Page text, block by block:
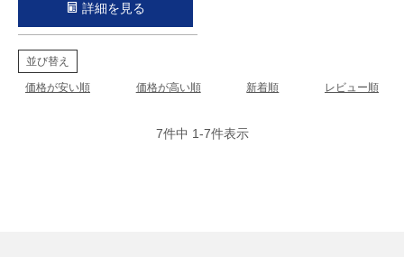
詳細を見る
並び替え
価格が安い順 価格が高い順 新着順 レビュー順
7件中 1-7件表示